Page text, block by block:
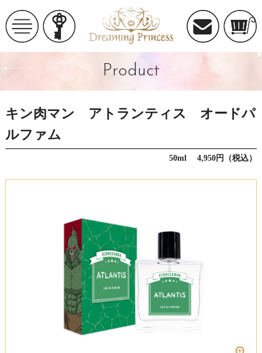
Product
キン肉マン アトランティス オードパ
ルファム
50ml 4,950円（税込）